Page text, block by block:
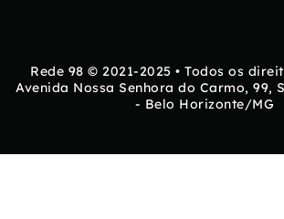
Rede 98 © 2021-2025 • Todos os
Avenida Nossa Senhora do Carmo, 99,
- Belo Horizonte/MG